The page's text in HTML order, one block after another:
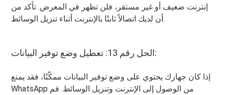
إنترنت ضعيف أو غير مستقر، فلن تظهر في المعرض. تأكد من
أن لديك اتصالاً ثابتًا بالإنترنت أثناء تنزيل الوسائط.
الحل رقم 13: تعطيل وضع توفير البيانات:
إذا كان جهازك يحتوي على وضع توفير البيانات ممكّنًا، فقد يمنع
WhatsApp من الوصول إلى الإنترنت وتنزيل الوسائط. قم